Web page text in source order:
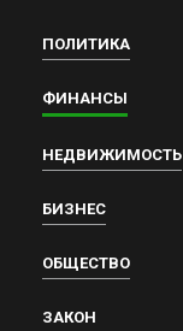
ПОЛИТИКА
ФИНАНСЫ
НЕДВИЖИМОСТЬ
БИЗНЕС
ОБЩЕСТВО
ЗАКОН